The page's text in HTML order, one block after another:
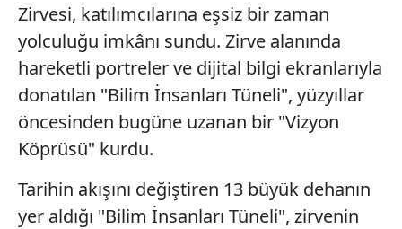
Zirvesi, katılımcılarına eşsiz bir zaman
yolculuğu imkânı sundu. Zirve alanında
hareketli portreler ve dijital bilgi ekranlarıyla
donatılan "Bilim İnsanları Tüneli", yüzyıllar
öncesinden bugüne uzanan bir "Vizyon
Köprüsü" kurdu.
Tarihin akışını değiştiren 13 büyük dehanın
yer aldığı "Bilim İnsanları Tüneli", zirvenin